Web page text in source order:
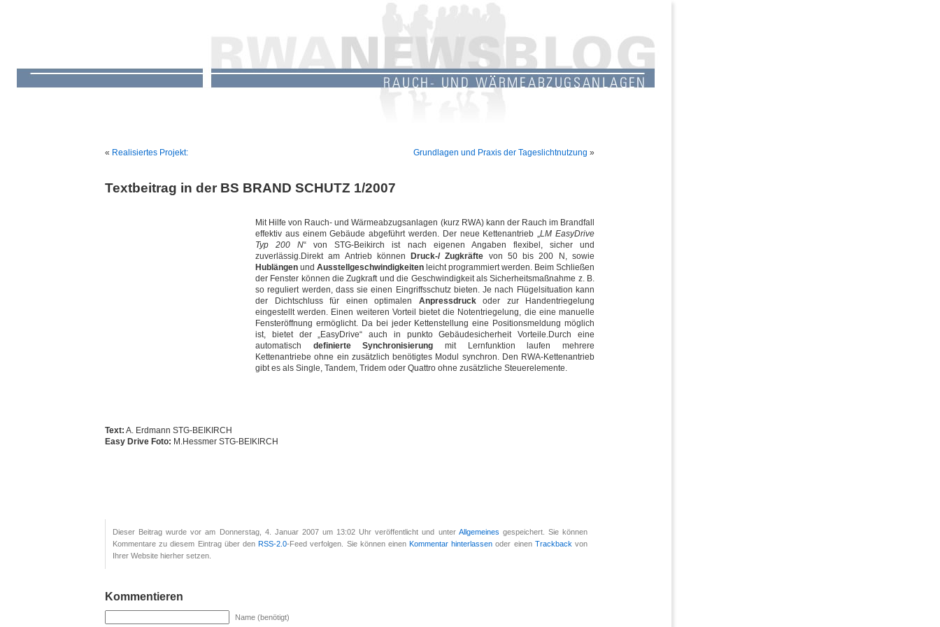
« Realisiertes Projekt: Grundlagen und Praxis der Tageslichtnutzung »
Textbeitrag in der BS BRAND SCHUTZ 1/2007
Mit Hilfe von Rauch- und Wärmeabzugsanlagen (kurz RWA) kann der Rauch im Brandfall
effektiv aus einem Gebäude abgeführt werden. Der neue Kettenantrieb „LM EasyDrive
Typ 200 N“ von STG-Beikirch ist nach eigenen Angaben flexibel, sicher und
zuverlässig.Direkt am Antrieb können
Druck-/ Zugkräfte von 50 bis 200 N, sowie
Hublängen und Ausstellgeschwindigkeiten leicht programmiert werden. Beim Schließen
der Fenster können die Zugkraft und die Geschwindigkeit als Sicherheitsmaßnahme z. B.
so reguliert werden, dass sie einen Eingriffsschutz bieten. Je nach Flügelsituation kann
der Dichtschluss für einen optimalen Anpressdruckoder zur Handentriegelung
eingestellt werden. Einen weiteren Vorteil bietet die Notentriegelung, die eine manuelle
Fensteröffnung ermöglicht. Da bei jeder Kettenstellung eine Positionsmeldung möglich
ist, bietet der „EasyDrive“ auch in punkto Gebäudesicherheit Vorteile.Durch eine
automatisch definierte Synchronisierung mit Lernfunktion laufen mehrere
Kettenantriebe ohne ein zusätzlich benötigtes Modul synchron. Den RWA-Kettenantrieb
gibt es als Single, Tandem, Tridem oder Quattro ohne zusätzliche Steuerelemente.
Text: A. Erdmann STG-BEIKIRCH
Easy Drive Foto: M.Hessmer STG-BEIKIRCH
Dieser Beitrag wurde vor am Donnerstag, 4. Januar 2007 um 13:02 Uhr veröffentlicht und unter Allgemeines gespeichert. Sie können
Kommentare zu diesem Eintrag über denRSS-2.0-Feed verfolgen. Sie können einenKommentar hinterlassen oder einen Trackback von
Ihrer Website hierher setzen.
Kommentieren
Name (benötigt)